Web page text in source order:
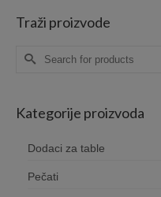
Traži proizvode
Search
Kategorije proizvoda
Dodaci za table
Pečati